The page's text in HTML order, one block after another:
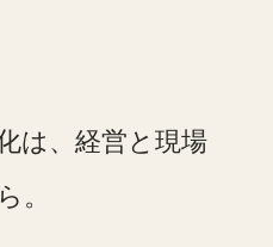
は、経営と現場
。